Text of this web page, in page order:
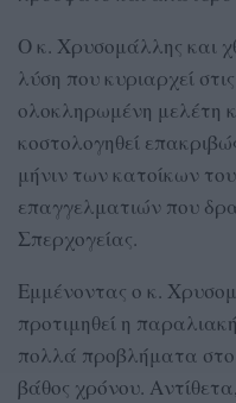
Ο κ. Χρυσομάλλης και
λύση που κυριαρχεί
ολοκληρωμένη μελέτη
κοστολογηθεί
μήνιν των κατοίκων
επαγγελματιών που
Σπερχογείας.
Εμμένοντας ο κ.
προτιμηθεί η
πολλά προβλήματα στο
βάθος χρόνου.